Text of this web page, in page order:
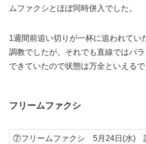
ムファクシとほぼ同時併入でした。
1週間前追い切りが一杯に追われてい
調教でしたが、それでも直線ではバ
できていたので状態は万全といえるで
フリームファクシ
⑦フリームファクシ 5月24日(水)